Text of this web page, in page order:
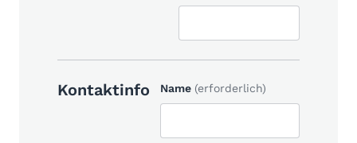
Kontaktinfo Name (erforderlich)